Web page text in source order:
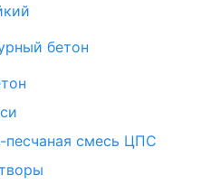
бетон
песчаная смесь ЦПС